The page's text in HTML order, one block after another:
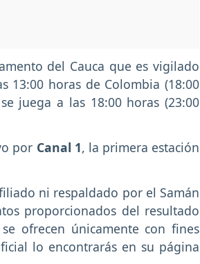
del Cauca que es vigilado
13:00 horas de Colombia (18:00
juega a las 18:00 horas (23:00
por Canal 1, la primera estación
ni respaldado por el Samán
proporcionados del resultado
ofrecen únicamente con fines
lo encontrarás en su página